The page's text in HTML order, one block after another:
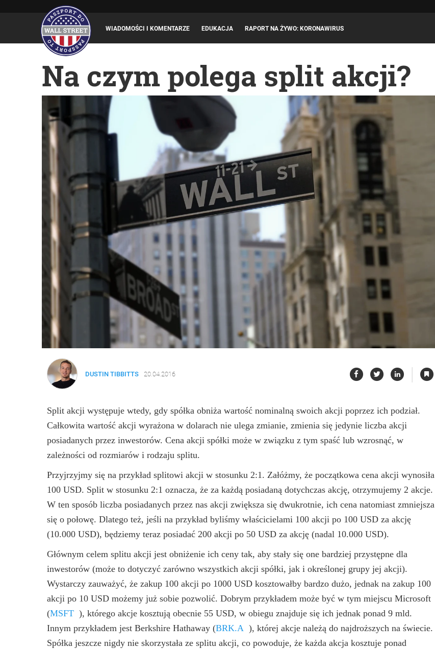
WIADOMOŚCI I KOMENTARZE EDUKACJA RAPORT NA ŻYWO: KORONAWIRUS
Na czym polega split akcji?
DUSTIN TIBBITTS 20.04.2016 |
Split akcji występuje wtedy, gdy spółka obniża wartość nominalną swoich akcji poprzez ich podział.
Całkowita wartość akcji wyrażona w dolarach nie ulega zmianie, zmienia się jedynie liczba akcji
posiadanych przez inwestorów. Cena akcji spółki może w związku z tym spaść lub wzrosnąć, w
zależności od rozmiarów i rodzaju splitu.
Przyjrzyjmy się na przykład splitowi akcji w stosunku 2:1. Załóżmy, że początkowa cena akcji wynosiła
100 USD. Split w stosunku 2:1 oznacza, że za każdą posiadaną dotychczas akcję, otrzymujemy 2 akcje.
W ten sposób liczba posiadanych przez nas akcji zwiększa się dwukrotnie, ich cena natomiast zmniejsza
się o połowę. Dlatego też, jeśli na przykład byliśmy właścicielami 100 akcji po 100 USD za akcję
(10.000 USD), będziemy teraz posiadać 200 akcji po 50 USD za akcję (nadal 10.000 USD).
Głównym celem splitu akcji jest obniżenie ich ceny tak, aby stały się one bardziej przystępne dla
inwestorów (może to dotyczyć zarówno wszystkich akcji spółki, jak i określonej grupy jej akcji).
Wystarczy zauważyć, że zakup 100 akcji po 1000 USD kosztowałby bardzo dużo, jednak na zakup 100
akcji po 10 USD możemy już sobie pozwolić. Dobrym przykładem może być w tym miejscu Microsoft
(MSFT ), którego akcje kosztują obecnie 55 USD, w obiegu znajduje się ich jednak ponad 9 mld.
Innym przykładem jest Berkshire Hathaway (BRK.A ), której akcje należą do najdroższych na świecie.
Spółka jeszcze nigdy nie skorzystała ze splitu akcji, co powoduje, że każda akcja kosztuje ponad